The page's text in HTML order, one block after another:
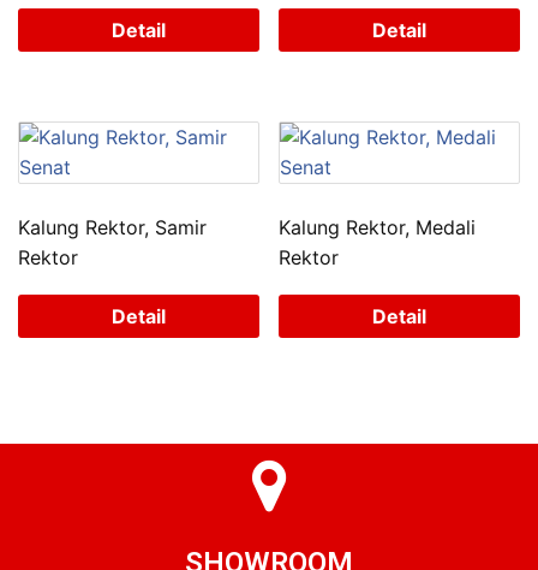
Detail Detail
Kalung Rektor, Samir
Rektor
Detail
Kalung Rektor, Medali
Rektor
Detail